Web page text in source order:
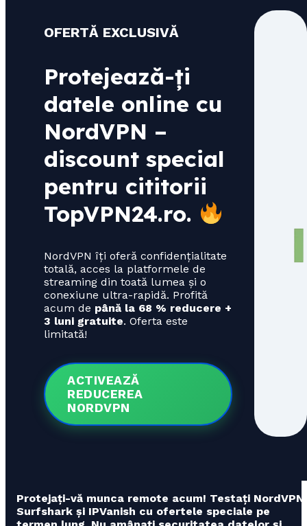
OFERTĂ EXCLUSIVĂ
Protejează-ți
datele online cu
NordVPN –
discount special
pentru cititorii
TopVPN24.ro.
NordVPN îți oferă confidențialitate
totală, acces la platformele de
streaming din toată lumea și o
conexiune ultra-rapidă. Profită
acum de până la 68 % reducere +
3 luni gratuite. Oferta este
limitată!
ACTIVEAZĂ
REDUCEREA
NORDVPN
Protejați-vă munca remote acum! Testați NordVPN,
Surfshark și IPVanish cu ofertele speciale pe